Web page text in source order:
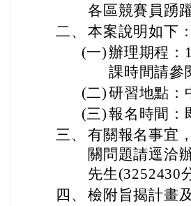
各區競賽員踴
二、 本案說明如下：
(一)辦理期程：
課時間請參
(二)研習地點：
(三)報名時間：
三、 有關報名事宜
關問題請逕洽
先生(3252430
四、 檢附旨揭計畫